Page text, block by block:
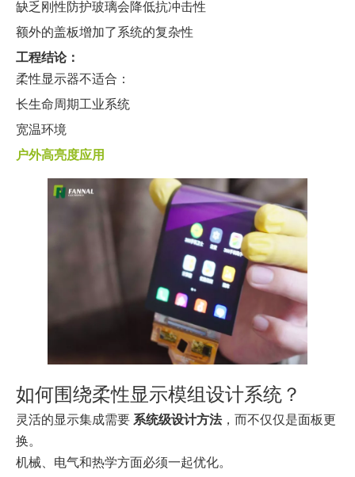
缺乏刚性防护玻璃会降低抗冲击性
额外的盖板增加了系统的复杂性
工程结论：
柔性显示器不适合：
长生命周期工业系统
宽温环境
户外高亮度应用
如何围绕柔性显示模组设计系统？
灵活的显示集成需要 系统级设计方法，而不仅仅是面板更
换。
机械、电气和热学方面必须一起优化。